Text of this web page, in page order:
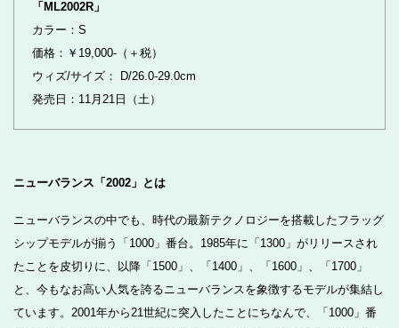
「ML2002R」
カラー：S
価格：￥19,000-（＋税）
ウィズ/サイズ： D/26.0-29.0cm
発売日：11月21日（土）
ニューバランス「2002」とは
ニューバランスの中でも、時代の最新テクノロジーを搭載したフラッグ
シップモデルが揃う「1000」番台。1985年に「1300」がリリースされ
たことを皮切りに、以降「1500」、「1400」、「1600」、「1700」
と、今もなお高い人気を誇るニューバランスを象徴するモデルが集結し
ています。2001年から21世紀に突入したことにちなんで、「1000」番